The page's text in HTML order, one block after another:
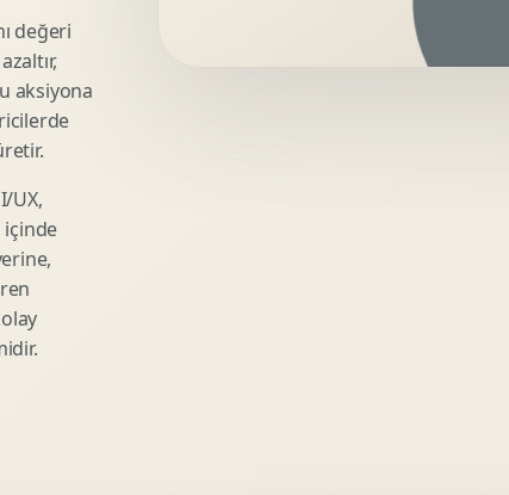
Kreatif Seti
Tasarimi
Gorseli
Tasarimi
değeri
aksiyona
UX,